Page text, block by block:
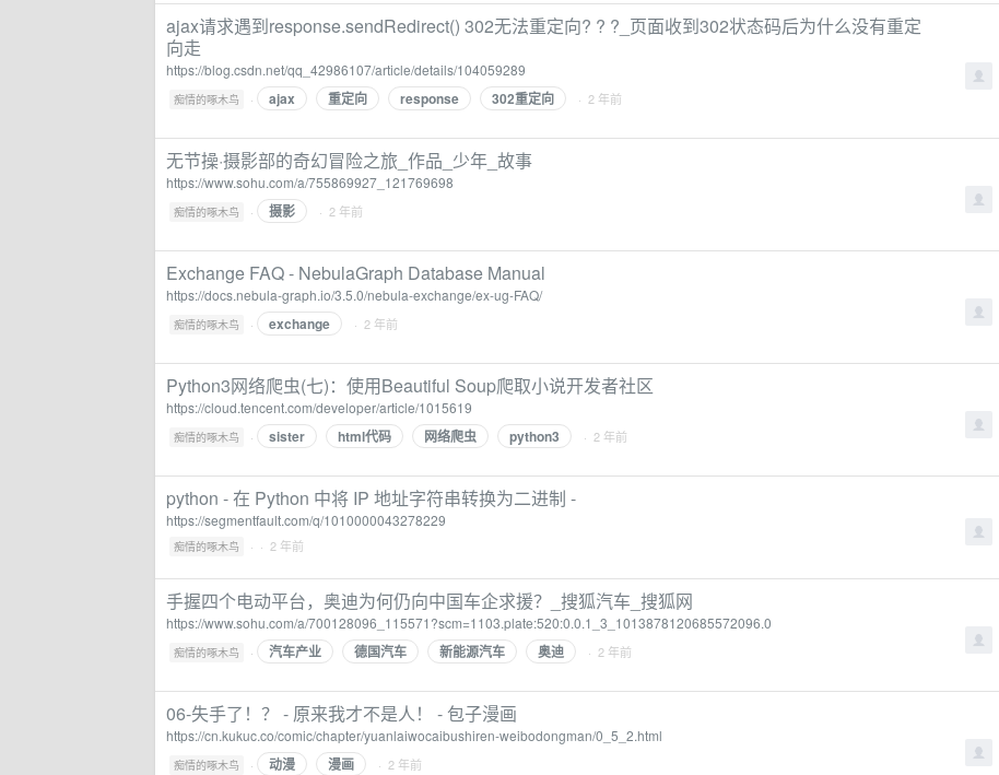
ajax请求遇到response.sendRedirect() 302无法重定向? ? ?_页面收到302状态码后为什么没有重定
向走
https://blog.csdn.net/qq_42986107/article/details/104059289
痴情的啄木鸟 · ajax 重定向 response 302重定向 · 2 年前
无节操·摄影部的奇幻冒险之旅_作品_少年_故事
https://www.sohu.com/a/755869927_121769698
痴情的啄木鸟 · 摄影 · 2 年前
Exchange FAQ - NebulaGraph Database Manual
https://docs.nebula-graph.io/3.5.0/nebula-exchange/ex-ug-FAQ/
痴情的啄木鸟 · exchange · 2 年前
Python3网络爬虫(七)：使用Beautiful Soup爬取小说开发者社区
https://cloud.tencent.com/developer/article/1015619
痴情的啄木鸟 · sister html代码 网络爬虫 python3 · 2 年前
python - 在 Python 中将 IP 地址字符串转换为二进制 -
https://segmentfault.com/q/1010000043278229
痴情的啄木鸟 · · 2 年前
手握四个电动平台，奥迪为何仍向中国车企求援？_搜狐汽车_搜狐网
https://www.sohu.com/a/700128096_115571?scm=1103.plate:520:0.0.1_3_1013878120685572096.0
痴情的啄木鸟 · 汽车产业 德国汽车 新能源汽车 奥迪 · 2 年前
06-失手了！？ - 原来我才不是人！ - 包子漫画
https://cn.kukuc.co/comic/chapter/yuanlaiwocaibushiren-weibodongman/0_5_2.html
痴情的啄木鸟 · 动漫 漫画 · 2 年前